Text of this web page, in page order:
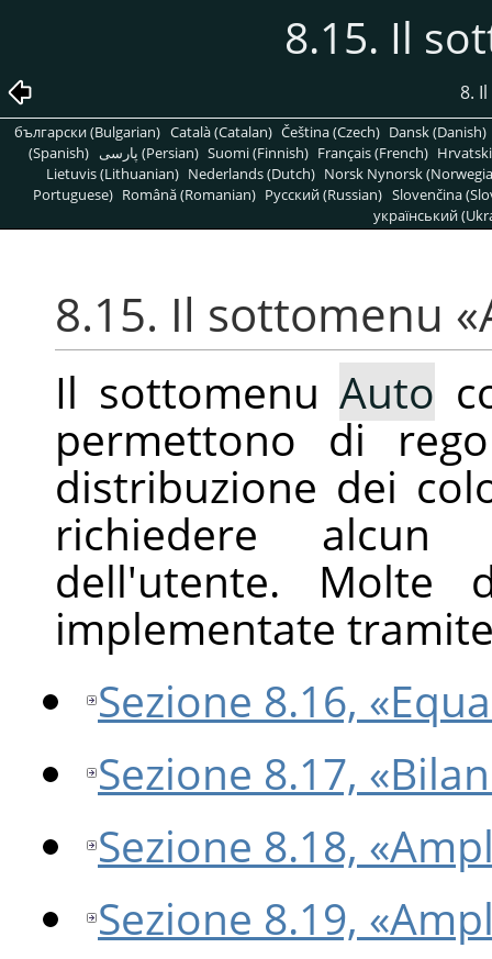
8.15. Il
8.
български (Bulgarian) Català (Catalan) Čeština (Czech) Dansk (Danish)
(Spanish)
پارسی (Persian) Suomi (Finnish) Français (French)
Lietuvis (Lithuanian) Nederlands (Dutch) Norsk Nynorsk
Portuguese) Română (Romanian) Pусский (Russian) Slovenčina
український
8.15. Il sottomenu «
Il sottomenuAuto
permettono di
distribuzione dei
richiedere
dell'utente. Molte
implementate
Sezione 8.16,
Sezione 8.17,
Sezione 8.18,
Sezione 8.19,